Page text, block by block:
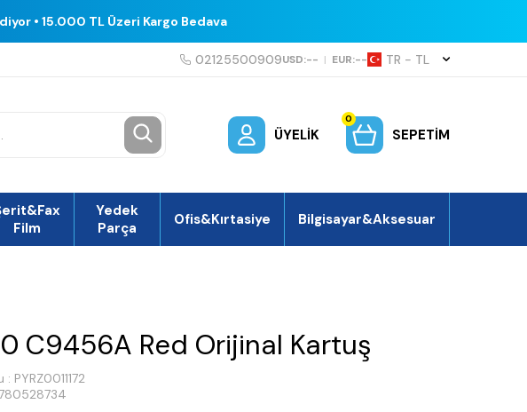
• 15.000 TL Üzeri Kargo Bedava
02125500909USD:-- | EUR:-- TR − TL
ÜYELIK
0
SEPETIM
Film
Yedek
Parça
Ofis&Kırtasiye Bilgisayar&Aksesuar
C9456A Red Orijinal Kartuş
: PYRZ0011172